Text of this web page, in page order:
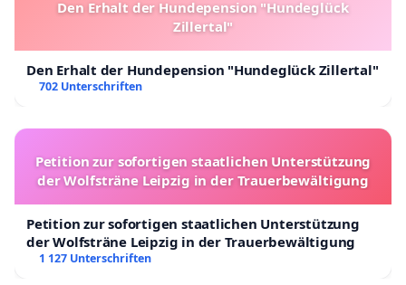
Den Erhalt der Hundepension "Hundeglück
Zillertal"
Den Erhalt der Hundepension "Hundeglück Zillertal"
702 Unterschriften
Petition zur sofortigen staatlichen Unterstützung
der Wolfsträne Leipzig in der Trauerbewältigung
Petition zur sofortigen staatlichen Unterstützung
der Wolfsträne Leipzig in der Trauerbewältigung
1 127 Unterschriften